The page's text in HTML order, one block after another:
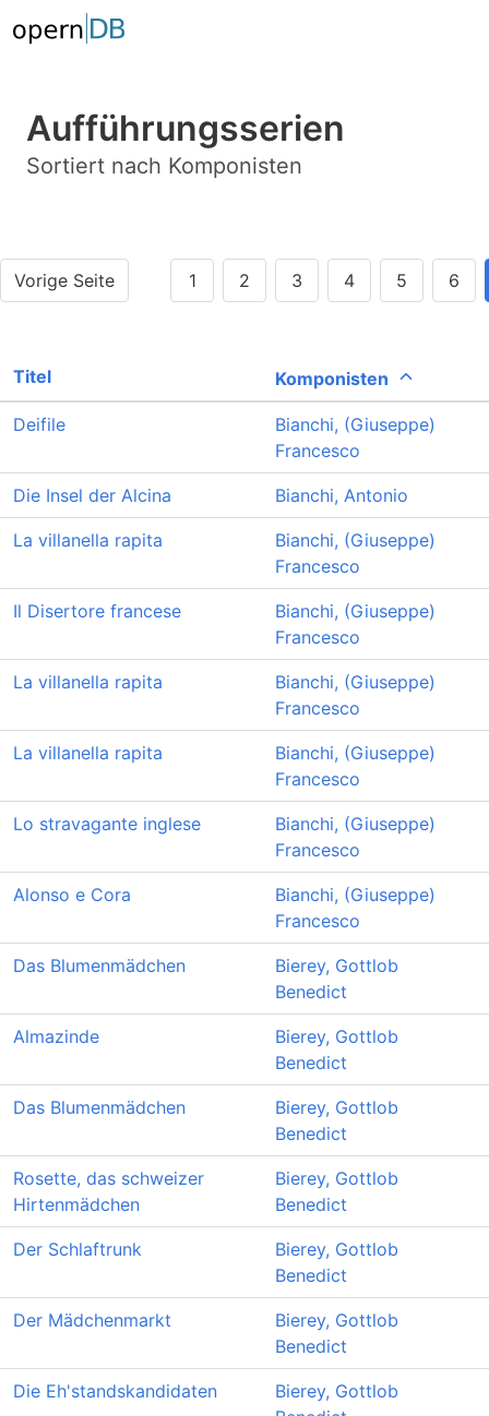
Aufführungsserien
Sortiert nach Komponisten
Vorige Seite 1 2 3 4 5 6
Titel Komponisten
Deifile
Bianchi, (Giuseppe)
Francesco
Die Insel der Alcina Bianchi, Antonio
La villanella rapita
Bianchi, (Giuseppe)
Francesco
Il Disertore francese
Bianchi, (Giuseppe)
Francesco
La villanella rapita
Bianchi, (Giuseppe)
Francesco
La villanella rapita
Bianchi, (Giuseppe)
Francesco
Lo stravagante inglese
Bianchi, (Giuseppe)
Francesco
Alonso e Cora
Bianchi, (Giuseppe)
Francesco
Das Blumenmädchen
Bierey, Gottlob
Benedict
Almazinde
Bierey, Gottlob
Benedict
Das Blumenmädchen
Bierey, Gottlob
Benedict
Rosette, das schweizer
Hirtenmädchen
Bierey, Gottlob
Benedict
Der Schlaftrunk
Bierey, Gottlob
Benedict
Der Mädchenmarkt
Bierey, Gottlob
Benedict
Die Eh'standskandidaten
Bierey, Gottlob